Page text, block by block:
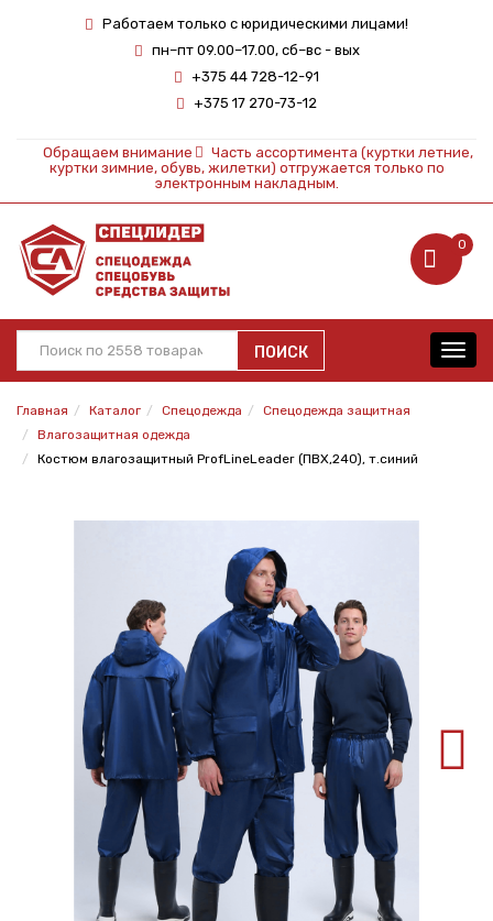
Работаем только с юридическими лицами!
пн–пт 09.00–17.00, сб–вс - вых
+375 44 728-12-91
+375 17 270-73-12
Обращаем внимание
Часть ассортимента (куртки летние,
куртки зимние, обувь, жилетки) отгружается только по
электронным накладным.
0
ПОИСК
Главная Каталог Спецодежда
Спецодежда защитная
Влагозащитная одежда
Костюм влагозащитный ProfLineLeader (ПВХ,240), т.синий